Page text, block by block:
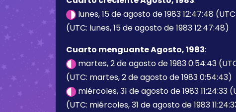
lunes, 15 de agosto de 1983 12:47:48
(UTC: lunes, 15 de agosto de 1983 12:47:48)
Cuarto menguante Agosto, 1983:
martes, 2 de agosto de 1983 0:54:43
(UTC: martes, 2 de agosto de 1983 0:54:43)
miércoles, 31 de agosto de 1983 11:24:33
(UTC: miércoles, 31 de agosto de 1983